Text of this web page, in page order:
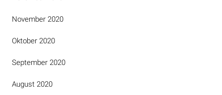
November 2020
Oktober 2020
September 2020
August 2020